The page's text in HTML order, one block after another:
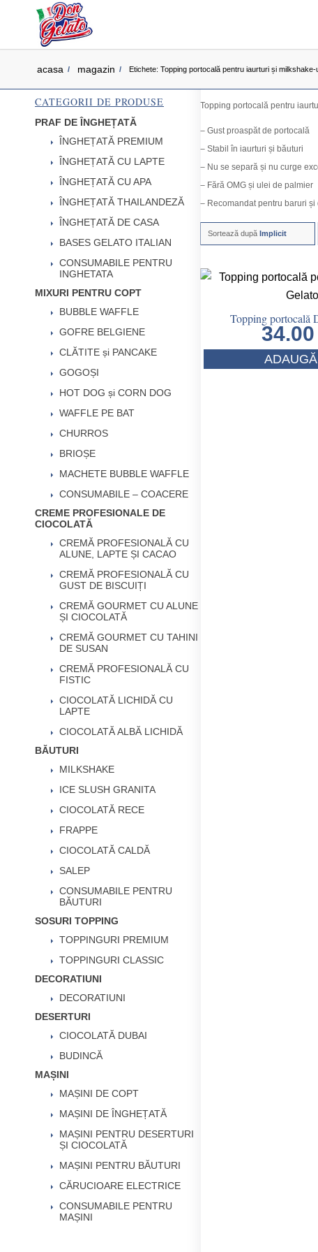
acasa / magazin / Etichete: Topping portocală pentru iaurturi și milkshake-
Topping portocală pentru
– Gust proaspăt de portocală
– Stabil în iaurturi și băuturi
– Nu se separă și nu curge
– Fără OMG și ulei de palmier
– Recomandat pentru baruri și
Sortează după Implicit
Topping portocală
34.00
CATEGORII DE PRODUSE
PRAF DE ÎNGHEȚATĂ
ÎNGHEȚATĂ PREMIUM
ÎNGHEȚATĂ CU LAPTE
ÎNGHEȚATĂ CU APA
ÎNGHEȚATĂ THAILANDEZĂ
ÎNGHEȚATĂ DE CASA
BASES GELATO ITALIAN
CONSUMABILE PENTRU
INGHETATA
MIXURI PENTRU COPT
BUBBLE WAFFLE
GOFRE BELGIENE
CLĂTITE și PANCAKE
GOGOȘI
HOT DOG și CORN DOG
WAFFLE PE BAT
CHURROS
BRIOȘE
MACHETE BUBBLE WAFFLE
CONSUMABILE – COACERE
CREME PROFESIONALE DE
CIOCOLATĂ
CREMĂ PROFESIONALĂ CU
ALUNE, LAPTE ȘI CACAO
CREMĂ PROFESIONALĂ CU
GUST DE BISCUIȚI
CREMĂ GOURMET CU ALUNE
ȘI CIOCOLATĂ
CREMĂ GOURMET CU TAHINI
DE SUSAN
CREMĂ PROFESIONALĂ CU
FISTIC
CIOCOLATĂ LICHIDĂ CU
LAPTE
CIOCOLATĂ ALBĂ LICHIDĂ
BĂUTURI
MILKSHAKE
ICE SLUSH GRANITA
CIOCOLATĂ RECE
FRAPPE
CIOCOLATĂ CALDĂ
SALEP
CONSUMABILE PENTRU
BĂUTURI
SOSURI TOPPING
TOPPINGURI PREMIUM
TOPPINGURI CLASSIC
DECORATIUNI
DECORATIUNI
DESERTURI
CIOCOLATĂ DUBAI
BUDINCĂ
MAȘINI
MAȘINI DE COPT
MAȘINI DE ÎNGHEȚATĂ
MAȘINI PENTRU DESERTURI
ȘI CIOCOLATĂ
MAȘINI PENTRU BĂUTURI
CĂRUCIOARE ELECTRICE
CONSUMABILE PENTRU
MAȘINI